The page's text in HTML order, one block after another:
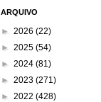
ARQUIVO
► 2026 (22)
► 2025 (54)
► 2024 (81)
► 2023 (271)
► 2022 (428)